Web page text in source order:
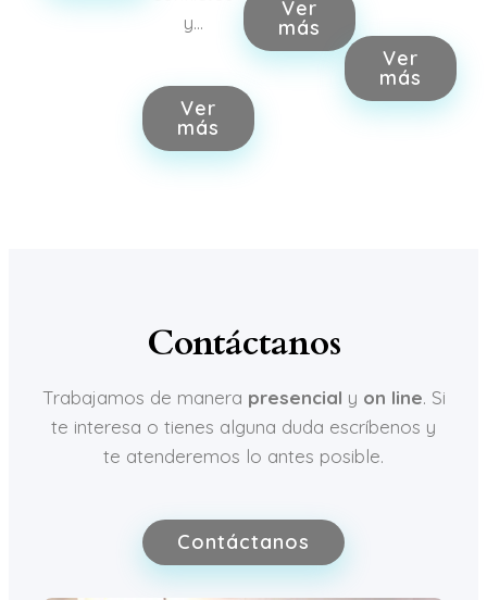
y…
Ver
más
Ver
más
Ver
más
Contáctanos
Trabajamos de manera presencial y on line. Si
te interesa o tienes alguna duda escríbenos y
te atenderemos lo antes posible.
Contáctanos